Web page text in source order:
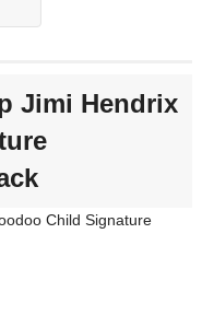
Jimi Hendrix
Child Signature